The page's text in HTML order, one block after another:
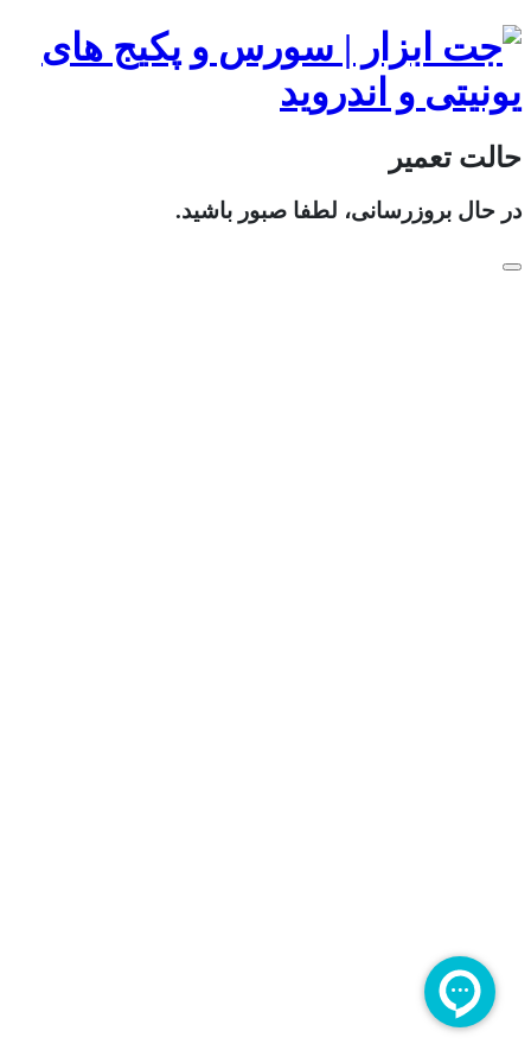
حالت تعمیر
در حال بروزرسانی، لطفا صبور باشید.